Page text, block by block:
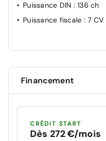
Puissance DIN : 136 ch
Puissance fiscale : 7 CV
Financement
CRÉDIT START
Dès 272 €/mois